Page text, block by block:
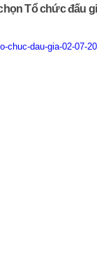
Tổ chức đấu
chuc-dau-gia-02-07-